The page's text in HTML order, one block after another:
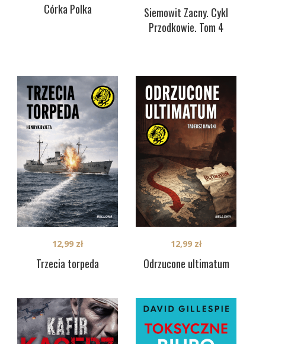
Córka Polka
Siemowit Zacny. Cykl
Przodkowie. Tom 4
Trzecia torpeda
12,99 zł
Odrzucone ultimatum
12,99 zł